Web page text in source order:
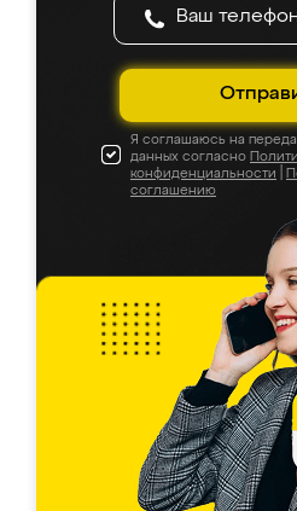
Я соглашаюсь на
данных согласно
конфиденциальности
соглашению